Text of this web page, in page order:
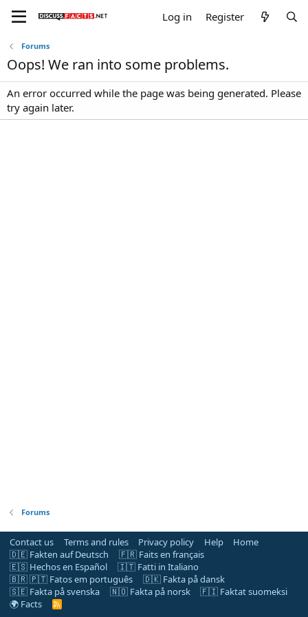
Log in Register
Forums
Oops! We ran into some problems.
An error occurred while the page was being generated. Please
try again later.
Forums
Contact us Terms and rules Privacy policy Help
Home
🇩🇪 Fakten auf Deutsch
🇫🇷 Faits en français
🇪🇸 Hechos en Español
🇮🇹 Fatti in Italiano
🇧🇷 🇵🇹 Fatos em português
🇩🇰 Fakta på dansk
🇸🇪 Fakta på svenska
🇳🇴 Fakta på norsk
🇫🇮 Faktat suomeksi
🌍 Facts
R